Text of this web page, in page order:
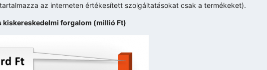
az interneten értékesített szolgáltatásokat csak a termékeket).
kiskereskedelmi forgalom (millió Ft)